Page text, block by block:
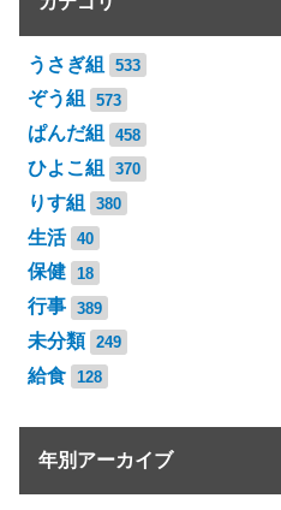
うさぎ組 533
ぞう組 573
ぱんだ組 458
ひよこ組 370
りす組 380
生活 40
保健 18
行事 389
未分類 249
給食 128
年別アーカイブ